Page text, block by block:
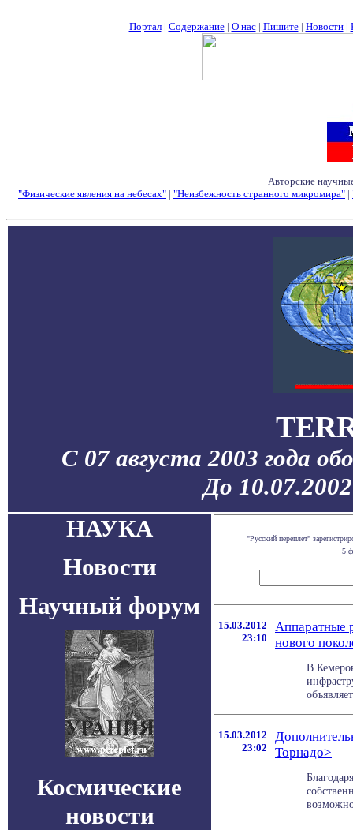
Портал| Содержание| О нас| Пишите| Новости|
Авторские
"Физические явления на небесах" | "Неизбежность странного микромира" |
С 07 августа 2003 года
До
НАУКА
Новости
Научный форум
Космические
новости
"Русский переплет"
5
15.03.2012
23:10
Аппаратные
нового
В
15.03.2012
23:02
Торнадо>